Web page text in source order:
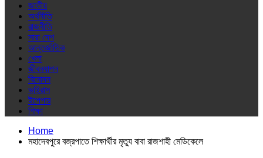
জাতীয়
অর্থনীতি
রাজনীতি
সারা দেশ
আন্তর্জাতিক
খেলা
জীবনযাপন
বিনোদন
ভাইরাস
ইপেপার
শিক্ষা
Home
মহাদেবপুরে বজ্রপাতে শিক্ষার্থীর মৃত্যু বাবা রাজশাহী মেডিকেলে